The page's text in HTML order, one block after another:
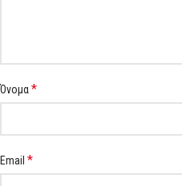
Όνομα*
Email *